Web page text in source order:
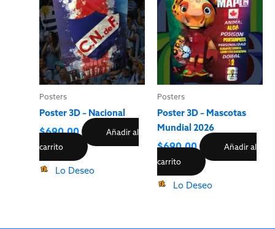
Posters
Poster 3D – Nacional
$690.00
Añadir al
carrito
Lo Deseo
Posters
Poster 3D – Mascotas
Mundial 2026
$690.00
Añadir al
carrito
Lo Deseo